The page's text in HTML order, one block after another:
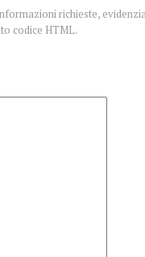
richieste,
codice HTML.